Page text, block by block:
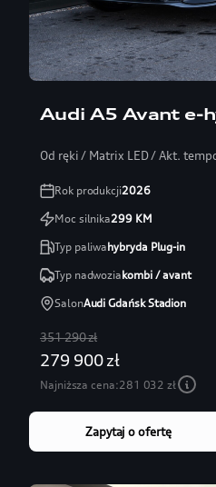
Audi A5 Avant e-
Od ręki / Matrix LED / Akt.
Rok produkcji2026
Moc silnika299KM
Typ paliwahybryda Plug-in
Typ nadwoziakombi / avant
SalonAudi Gdańsk Stadion
351 290 zł
279 900 zł
Najniższa cena:281 032 zł
Zapytaj o ofertę